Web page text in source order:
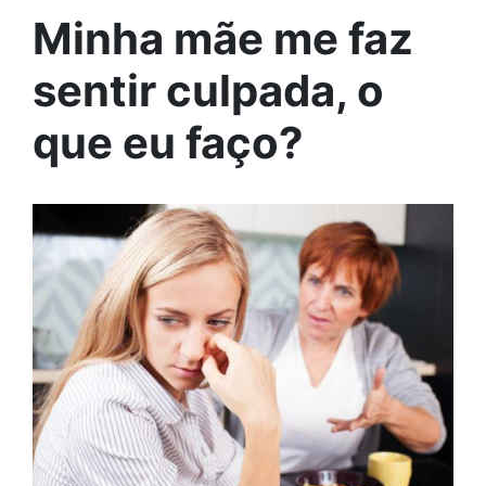
Minha mãe me faz
sentir culpada, o
que eu faço?